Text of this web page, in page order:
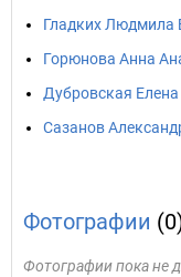
Гладких Людмила
Горюнова Анна
Дубровская
Сазанов
Фотографии
Фотографии пока не